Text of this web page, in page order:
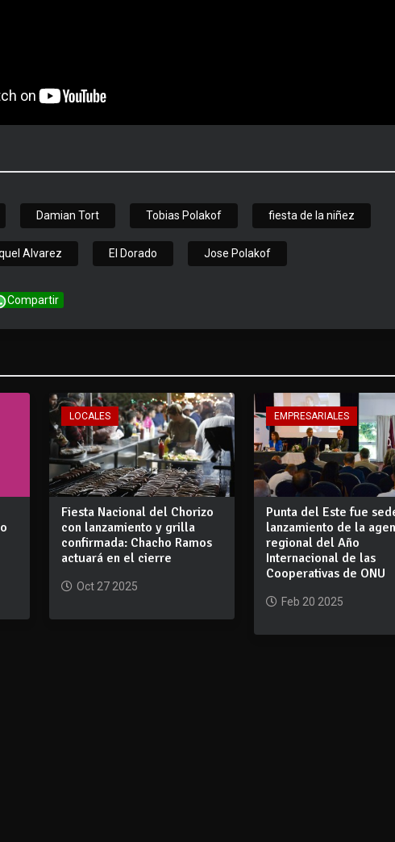
Damian Tort Tobias Polakof fiesta de la niñez
Alvarez El Dorado Jose Polakof
Compartir
LOCALES
Fiesta Nacional del Chorizo
con lanzamiento y grilla
confirmada: Chacho Ramos
actuará en el cierre
Oct 27 2025
EMPRESARIALES
Punta del Este fue
lanzamiento de la
regional del Año
Internacional de las
Cooperativas de ONU
Feb 20 2025